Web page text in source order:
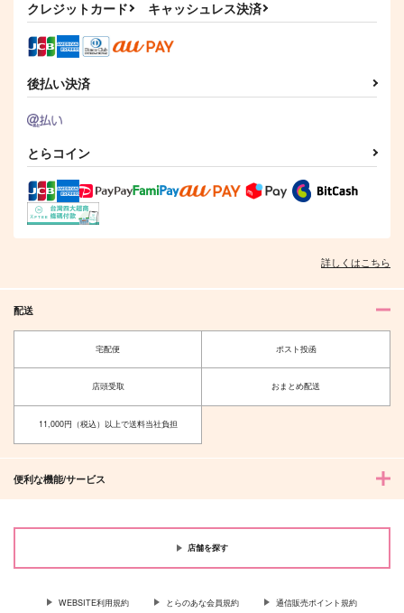
そうして、ふたり。
DACOS
787円（税込）
花垣武道×佐野万次郎
アニュス・デイ
餅々屋
佐野万次郎×花垣武道
Season
茶色の小瓶
九井一×三途春千夜
サンプル
Nicca
ブラザーコンプレック
1,430円（税込）
雪國
クレジットカード キャッシュレス決済
後払い決済
とらコイン
詳しくはこちら
配送
宅配便 ポスト投函
店頭受取 おまとめ配送
11,000円（税込）以上で送料当社負担
便利な機能/サービス
店舗を探す
WEBSITE利用規約 とらのあな会員規約 通信販売ポイント規約